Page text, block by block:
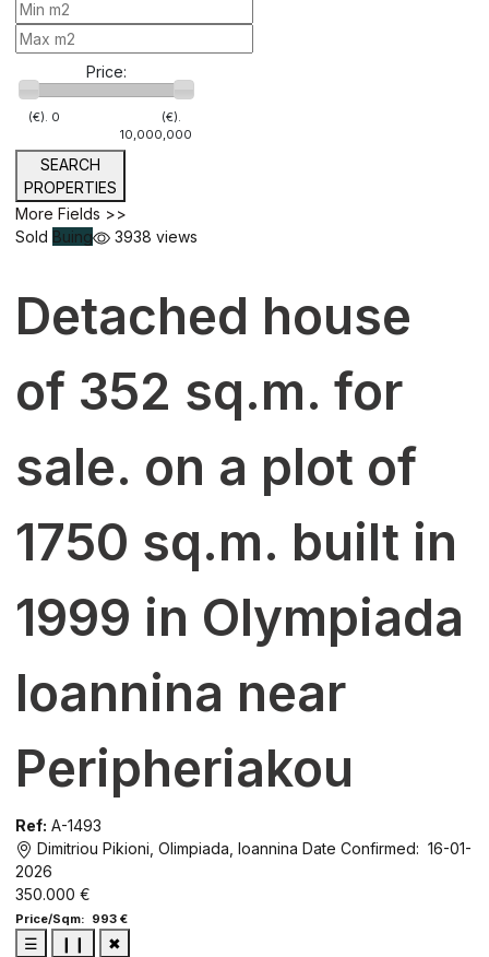
Price:
(€). 0
(€).
10,000,000
SEARCH
PROPERTIES
More Fields >>
Sold Buing 3938 views
Detached house
of 352 sq.m. for
sale. on a plot of
1750 sq.m. built in
1999 in Olympiada
Ioannina near
Peripheriakou
Ref: A-1493
Dimitriou Pikioni, Olimpiada, Ioannina Date Confirmed: 16-01-
2026
350.000 €
Price/Sqm: 993 €
☰ ❙❙ ✖